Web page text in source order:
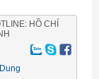
HỒ CHÍ